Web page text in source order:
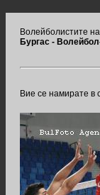
Волейболистите
Бургас -
Вие се намирате в